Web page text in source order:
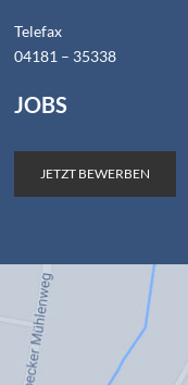
Telefax
04181 – 35338
JOBS
JETZT BEWERBEN